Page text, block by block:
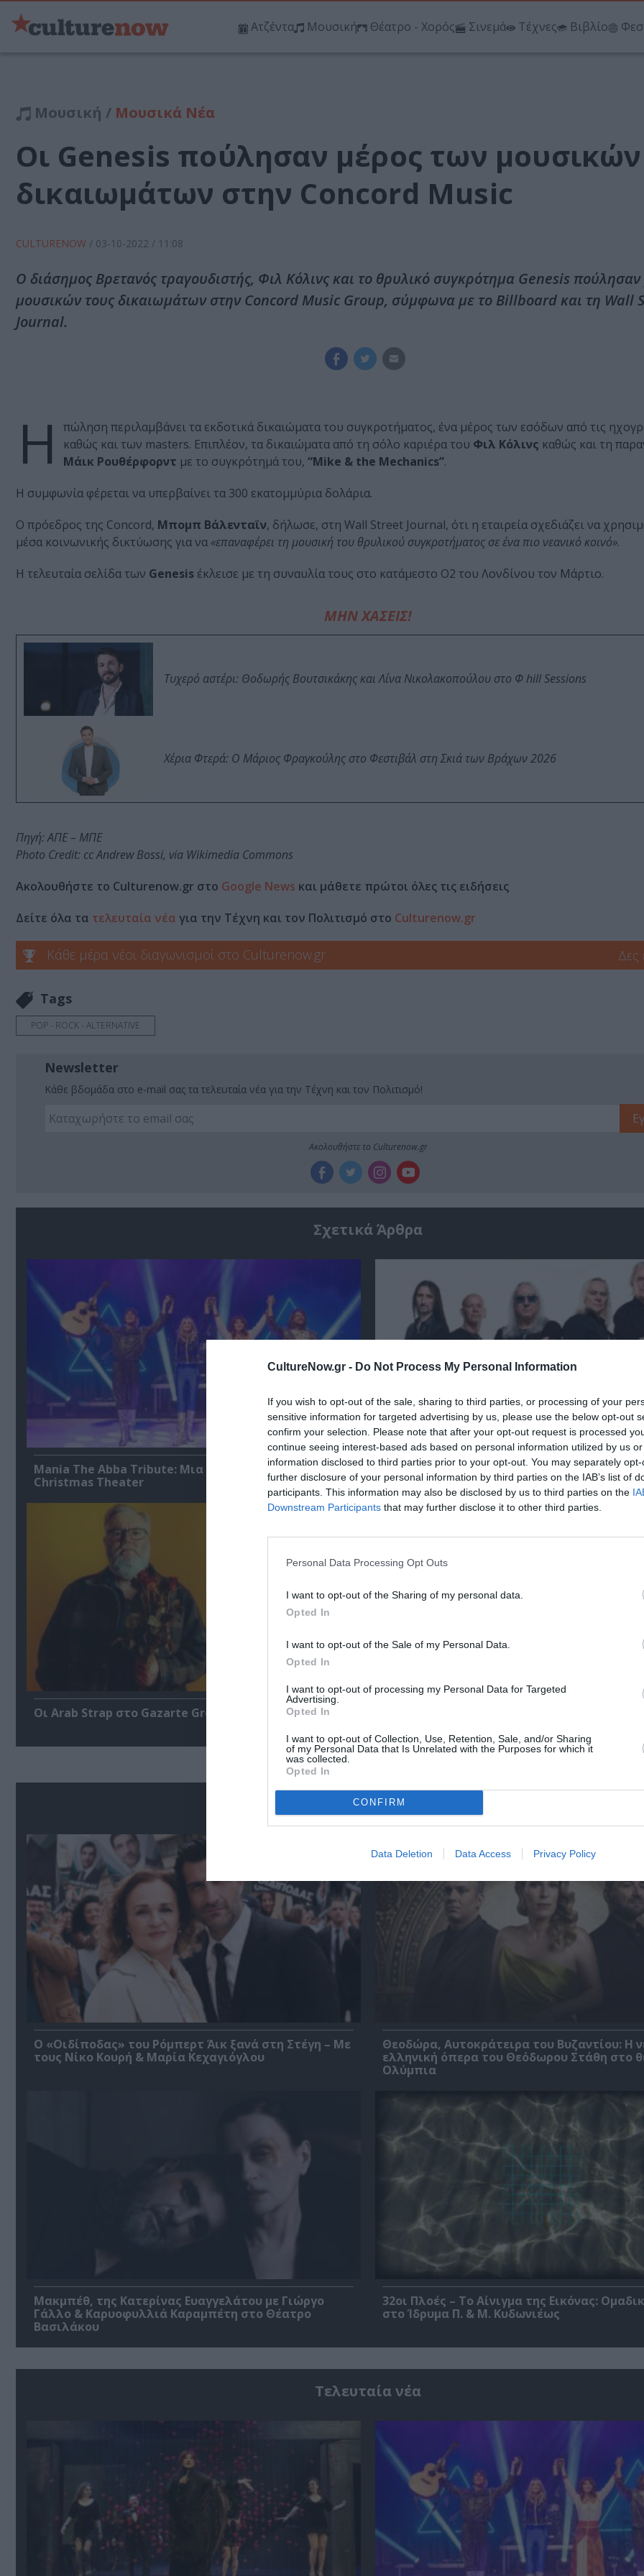
CultureNow.gr - Do Not Process My Personal Information
If you wish to opt-out of the sale, sharing to third parties, or processing of your
sensitive information for targeted advertising by us, please use the below opt-out
confirm your selection. Please note that after your opt-out request is processed
continue seeing interest-based ads based on personal information utilized by us
information disclosed to third parties prior to your opt-out. You may separately
further disclosure of your personal information by third parties on the IAB’s list of
participants. This information may also be disclosed by us to third parties on the
Downstream Participants that may further disclose it to other third parties.
Personal Data Processing Opt Outs
I want to opt-out of the Sharing of my personal data.
Opted In
I want to opt-out of the Sale of my Personal Data.
Opted In
I want to opt-out of processing my Personal Data for Targeted
Advertising.
Opted In
I want to opt-out of Collection, Use, Retention, Sale, and/or Sharing
of my Personal Data that Is Unrelated with the Purposes for which it
was collected.
Opted In
CONFIRM
Data Deletion Data Access Privacy Policy
Ατζέντα Μουσική Θέατρο - Χορός Σινεμά Τέχνες Βιβλίο
Μουσική / Μουσικά Νέα
Οι Genesis πούλησαν μέρος των
δικαιωμάτων στην Concord Music
CULTURENOW / 03-10-2022 / 11:08
Ο διάσημος Βρετανός τραγουδιστής, Φιλ Κόλινς και το θρυλικό συγκρότημα Genesis
μουσικών τους δικαιωμάτων στην Concord Music Group, σύμφωνα με το Billboard και τη Wall
Journal.
Η
πώληση περιλαμβάνει τα εκδοτικά δικαιώματα του συγκροτήματος, ένα μέρος των εσόδων από τις
καθώς και των masters. Επιπλέον, τα δικαιώματα από τη σόλο καριέρα του Φιλ Κόλινς καθώς και τη
Μάικ Ρουθέρφορντ με το συγκρότημά του, “Mike & the Mechanics”.
Η συμφωνία φέρεται να υπερβαίνει τα 300 εκατομμύρια δολάρια.
Ο πρόεδρος της Concord, Μπομπ Βάλενταϊν, δήλωσε, στη Wall Street Journal, ότι η εταιρεία σχεδιάζει να
μέσα κοινωνικής δικτύωσης για να «επαναφέρει τη μουσική του θρυλικού συγκροτήματος σε ένα πιο νεανικό κοινό».
Η τελευταία σελίδα των Genesis έκλεισε με τη συναυλία τους στο κατάμεστο Ο2 του Λονδίνου τον Μάρτιο.
ΜΗΝ ΧΑΣΕΙΣ!
Τυχερό αστέρι: Θοδωρής Βουτσικάκης και Λίνα Νικολακοπούλου στο Φ hill Sessions
Χέρια Φτερά: Ο Μάριος Φραγκούλης στο Φεστιβάλ στη Σκιά των Βράχων 2026
Πηγή: ΑΠΕ – ΜΠΕ
Photo Credit: cc Andrew Bossi, via Wikimedia Commons
Ακολουθήστε το Culturenow.gr στο Google News και μάθετε πρώτοι όλες τις ειδήσεις
Δείτε όλα τα τελευταία νέα για την Τέχνη και τον Πολιτισμό στο Culturenow.gr
Κάθε μέρα νέοι διαγωνισμοί στο Culturenow.gr Δες
Tags
POP - ROCK - ALTERNATIVE
Newsletter
Κάθε βδομάδα στο e-mail σας τα τελευταία νέα για την Τέχνη και τον Πολιτισμό!
Ακολουθήστε το Culturenow.gr
Σχετικά Άρθρα
Mania The Abba Tribute: Μια μοναδική συναυλία στο
Christmas Theater
The Magician’s Farewell: Οι Uriah Heep στο
Οι Arab Strap στο Gazarte Ground Stage
Δημοφιλή Άρθρα
O «Οιδίποδας» του Ρόμπερτ Άικ ξανά στη Στέγη – Με
τους Νίκο Κουρή & Μαρία Κεχαγιόγλου
Θεοδώρα, Αυτοκράτειρα του Βυζαντίου: Η
ελληνική όπερα του Θεόδωρου Στάθη στο
Ολύμπια
Μακμπέθ, της Κατερίνας Ευαγγελάτου με Γιώργο
Γάλλο & Καρυοφυλλιά Καραμπέτη στο Θέατρο
Βασιλάκου
32οι Πλοές – Το Αίνιγμα της Εικόνας:
στο Ίδρυμα Π. & Μ. Κυδωνιέως
Τελευταία νέα